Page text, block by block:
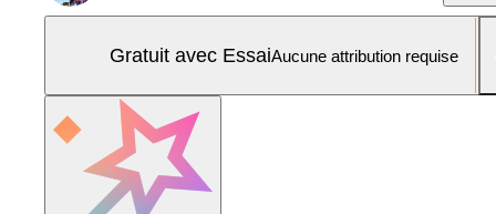
Gratuit avec EssaiAucune attribution requise